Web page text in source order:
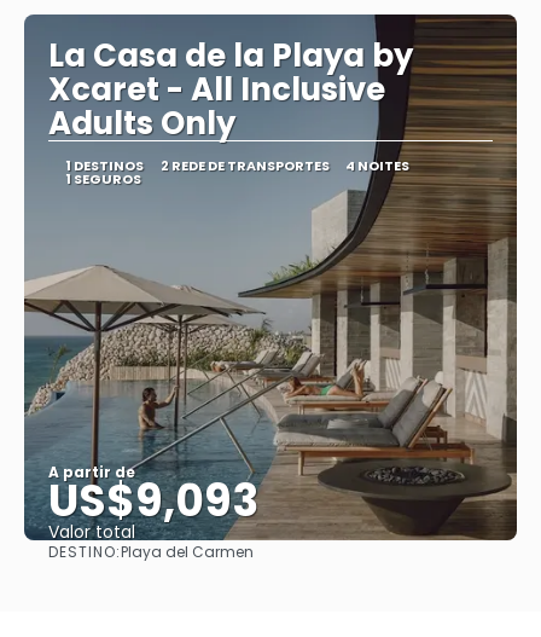
La Casa de la Playa by
Xcaret - All Inclusive
Adults Only
1 DESTINOS 2 REDE DE TRANSPORTES 4 NOITES
1 SEGUROS
A partir de
US$9,093
Valor total
Saiba mais
DESTINO:Playa del Carmen